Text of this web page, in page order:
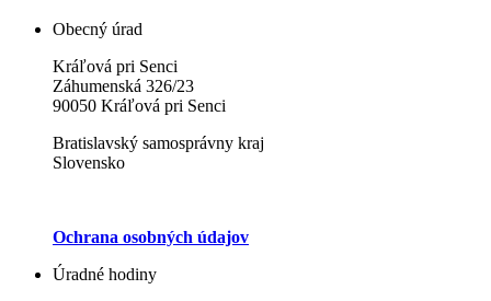
Obecný úrad
Kráľová pri Senci
Záhumenská 326/23
90050 Kráľová pri Senci
Bratislavský samosprávny kraj
Slovensko
Ochrana osobných údajov
Úradné hodiny